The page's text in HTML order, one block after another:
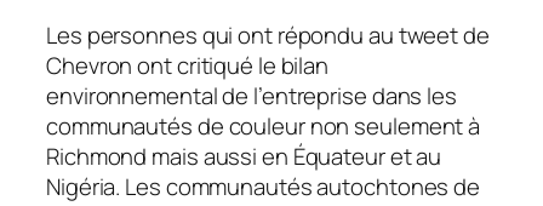
Les personnes qui ont répondu au tweet de
Chevron ont critiqué le bilan
environnemental de l’entreprise dans les
communautés de couleur non seulement à
Richmond mais aussi en Équateur et au
Nigéria. Les communautés autochtones de